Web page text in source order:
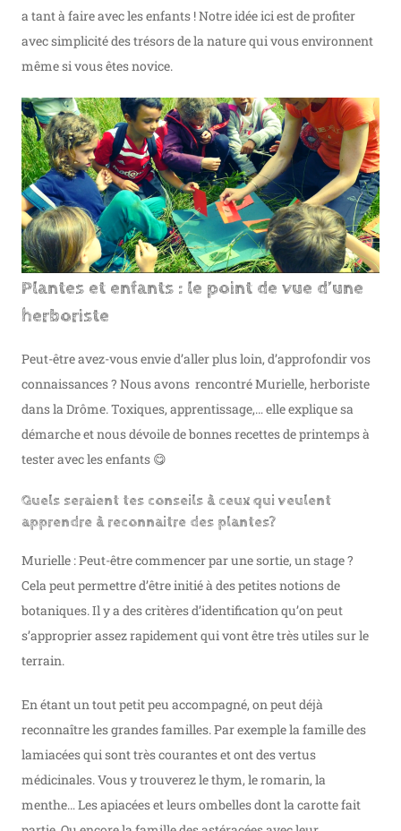
a tant à faire avec les enfants ! Notre idée ici est de profiter
avec simplicité des trésors de la nature qui vous environnent
même si vous êtes novice.
Plantes et enfants : le point de vue d’une
herboriste
Peut-être avez-vous envie d’aller plus loin, d’approfondir vos
connaissances ? Nous avons rencontré Murielle, herboriste
dans la Drôme. Toxiques, apprentissage,… elle explique sa
démarche et nous dévoile de bonnes recettes de printemps à
tester avec les enfants 😋
Quels seraient tes conseils à ceux qui veulent
apprendre à reconnaitre des plantes?
Murielle : Peut-être commencer par une sortie, un stage ?
Cela peut permettre d’être initié à des petites notions de
botaniques. Il y a des critères d’identification qu’on peut
s’approprier assez rapidement qui vont être très utiles sur le
terrain.
En étant un tout petit peu accompagné, on peut déjà
reconnaître les grandes familles. Par exemple la famille des
lamiacées qui sont très courantes et ont des vertus
médicinales. Vous y trouverez le thym, le romarin, la
menthe… Les apiacées et leurs ombelles dont la carotte fait